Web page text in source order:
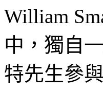
William
中，獨自
特先生參